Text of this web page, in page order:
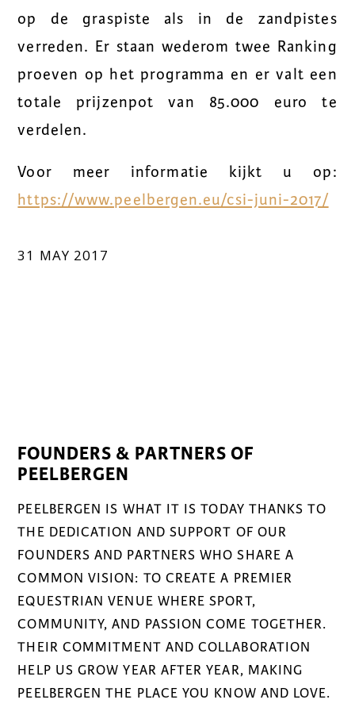
op de graspiste als in de zandpistes
verreden. Er staan wederom twee Ranking
proeven op het programma en er valt een
totale prijzenpot van 85.000 euro te
verdelen.
Voor meer informatie kijkt u op:
https://www.peelbergen.eu/csi-juni-2017/
31 MAY 2017
FOUNDERS & PARTNERS OF
PEELBERGEN
PEELBERGEN IS WHAT IT IS TODAY THANKS TO
THE DEDICATION AND SUPPORT OF OUR
FOUNDERS AND PARTNERS WHO SHARE A
COMMON VISION: TO CREATE A PREMIER
EQUESTRIAN VENUE WHERE SPORT,
COMMUNITY, AND PASSION COME TOGETHER.
THEIR COMMITMENT AND COLLABORATION
HELP US GROW YEAR AFTER YEAR, MAKING
PEELBERGEN THE PLACE YOU KNOW AND LOVE.